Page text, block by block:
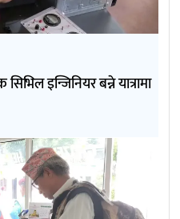
इन्जिनियर बन्ने यात्रामा